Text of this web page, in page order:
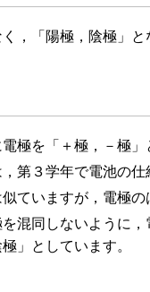
，「陽極，陰極」
極を「＋極，－極」
第３学年で電池の仕
ていますが，電極の
混同しないように
」としています。